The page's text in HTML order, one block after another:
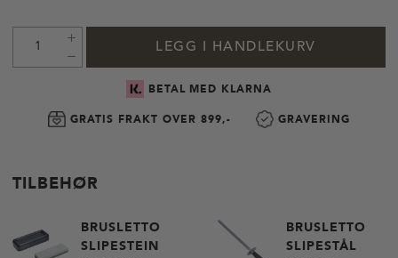
LEGG I HANDLEKURV
BETAL MED KLARNA
GRATIS FRAKT OVER 899,- GRAVERING
TILBEHØR
BRUSLETTO
SLIPESTEIN
BRUSLETTO
SLIPESTÅL